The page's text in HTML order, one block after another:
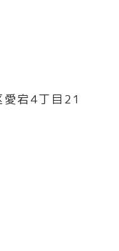
愛宕4丁目21